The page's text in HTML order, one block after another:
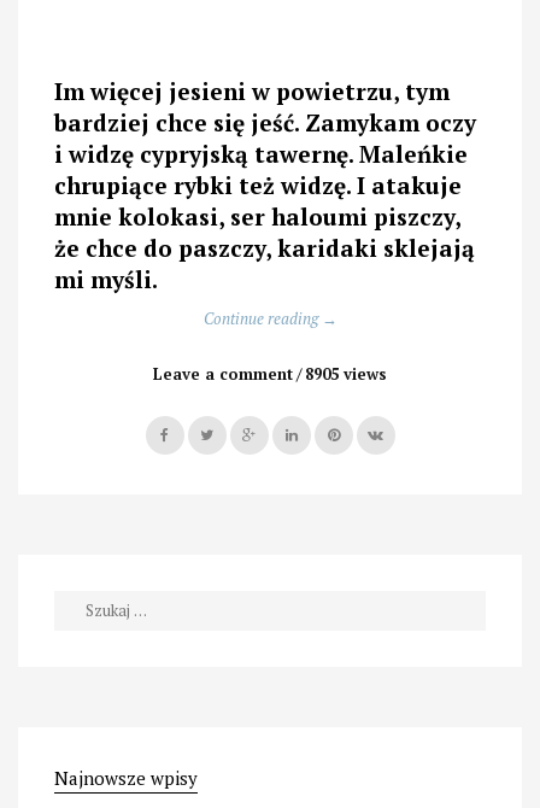
Im więcej jesieni w powietrzu, tym
bardziej chce się jeść. Zamykam oczy
i widzę cypryjską tawernę. Maleńkie
chrupiące rybki też widzę. I atakuje
mnie kolokasi, ser haloumi piszczy,
że chce do paszczy, karidaki sklejają
mi myśli.
Continue reading „Bulwa
bulwami,
smaki
Cypru”
→
Leave a comment 8905 views
Szukaj:
Najnowsze wpisy